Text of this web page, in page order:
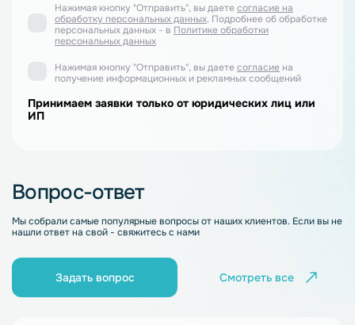
Нажимая кнопку "Отправить", вы даетесогласие на
обработку персональных данных. Подробнее об обработке
персональных данных - в Политике обработки
персональных данных
Нажимая кнопку "Отправить", вы даетесогласие на
получение информационных и рекламных сообщений
Принимаем заявки только от юридических лиц или
ИП
Вопрос-ответ
Мы собрали самые популярные вопросы от наших клиентов. Если вы не
нашли ответ на свой - свяжитесь с нами
Задать вопрос Смотреть все